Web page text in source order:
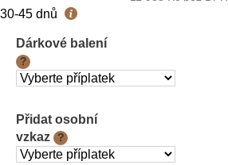
Měrná
30-45 dnů
Dárkové balení
?
Přidat osobní
vzkaz
?